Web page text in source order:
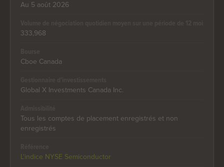
Au 5 août 2026
333,968
Cboe Canada
Global X Investments Canada Inc.
Tous les comptes de placement enregistrés et non
enregistrés
L'indice NYSE Semiconductor